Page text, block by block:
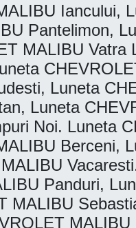
Iancului,
Pantelimon,
MALIBU Vatra
Luneta
Luneta
Noi. Luneta
Berceni,
Panduri,
MALIBU